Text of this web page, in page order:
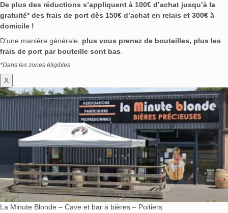
De plus des réductions s’appliquent à 100€ d’achat jusqu’à la
gratuité* des frais de port dès 150€ d’achat en relais et 300€ à
domicile !
D’une manière générale, plus vous prenez de bouteilles, plus les
frais de port par bouteille sont bas.
*Dans les zones éligibles
X
La Minute Blonde – Cave et bar à bières – Poitiers